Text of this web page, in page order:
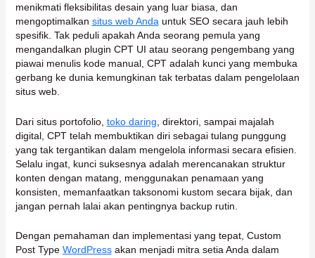
menikmati fleksibilitas desain yang luar biasa, dan
mengoptimalkan situs web Anda untuk SEO secara jauh lebih
spesifik. Tak peduli apakah Anda seorang pemula yang
mengandalkan plugin CPT UI atau seorang pengembang yang
piawai menulis kode manual, CPT adalah kunci yang membuka
gerbang ke dunia kemungkinan tak terbatas dalam pengelolaan
situs web.
Dari situs portofolio, toko daring , direktori, sampai majalah
digital, CPT telah membuktikan diri sebagai tulang punggung
yang tak tergantikan dalam mengelola informasi secara efisien.
Selalu ingat, kunci suksesnya adalah merencanakan struktur
konten dengan matang, menggunakan penamaan yang
konsisten, memanfaatkan taksonomi kustom secara bijak, dan
jangan pernah lalai akan pentingnya backup rutin.
Dengan pemahaman dan implementasi yang tepat, Custom
Post Type WordPressakan menjadi mitra setia Anda dalam